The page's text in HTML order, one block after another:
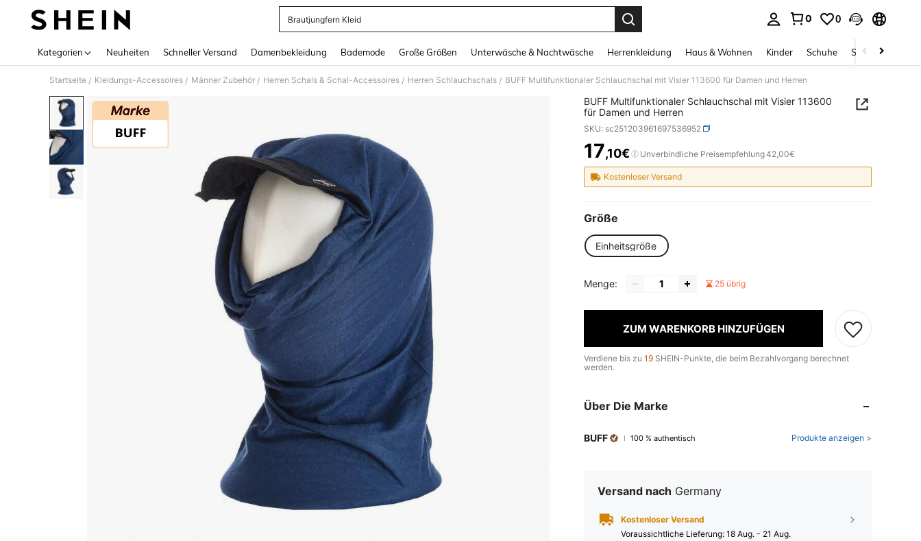
Brautjungfern Kleid
0 0
Kategorien Neuheiten Schneller Versand Damenbekleidung Bademode Große Größen Unterwäsche & Nachtwäsche Herrenkleidung Haus & Wohnen Kinder Schuhe Schmuck &
Startseite / Kleidungs-Accessoires / Männer Zubehör / Herren Schals & Schal-Accessoires / Herren Schlauchschals / BUFF Multifunktionaler Schlauchschal mit Visier 113600 für Damen und Herren
BUFF Multifunktionaler Schlauchschal mit Visier 113600
für Damen und Herren
SKU: sc251203961697536952
PRICE AND AVAILABILITY
17,10€ Unverbindliche Preisempfehlung42,00€
Kostenloser Versand
Größe
Einheitsgröße
Menge: 25 übrig
ZUM WARENKORB HINZUFÜGEN
Verdiene bis zu 19 SHEIN-Punkte, die beim Bezahlvorgang berechnet
werden.
Über Die Marke
BUFF 100 % authentisch Produkte anzeigen >
Versand nach Germany
Kostenloser Versand
Voraussichtliche Lieferung: 18 Aug. - 21 Aug.